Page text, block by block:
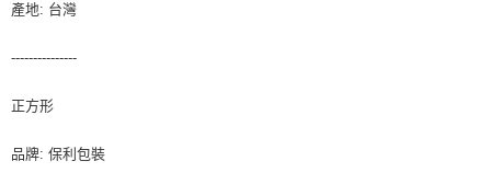
【注意事項】
https://aftee.tw/terms/#terms3
「AFTEE先享後付」，若未經同意申辦者引起之損失，本公司不負相關責
付款後7-11取貨-重量限制含紙箱10kg，請控制商品重量在9~
宅配-新竹物流
產地: 台灣
---------------
正方形
品牌: 保利包裝